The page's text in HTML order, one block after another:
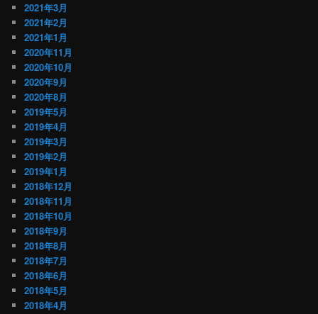
2021年3月
2021年2月
2021年1月
2020年11月
2020年10月
2020年9月
2020年8月
2019年5月
2019年4月
2019年3月
2019年2月
2019年1月
2018年12月
2018年11月
2018年10月
2018年9月
2018年8月
2018年7月
2018年6月
2018年5月
2018年4月